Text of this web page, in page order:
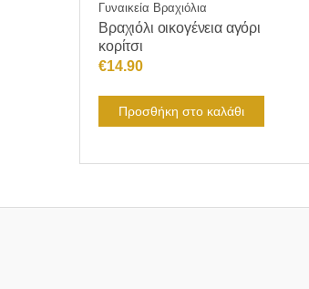
Γυναικεία Βραχιόλια
Βραχιόλι οικογένεια αγόρι
κορίτσι
€14.90
Προσθήκη στο καλάθι